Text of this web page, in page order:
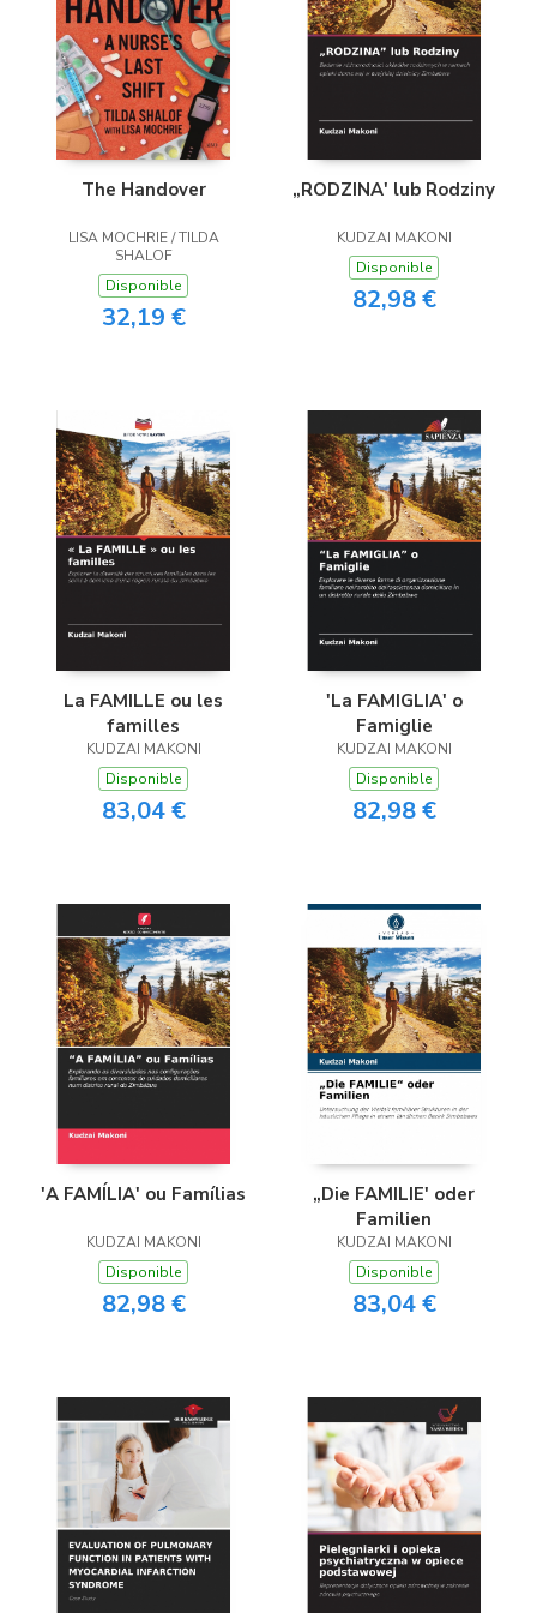
The Handover
LISA MOCHRIE / TILDA
SHALOF
Disponible
32,19 €
„RODZINA' lub Rodziny
KUDZAI MAKONI
Disponible
82,98 €
La FAMILLE ou les
familles
KUDZAI MAKONI
Disponible
83,04 €
'La FAMIGLIA' o
Famiglie
KUDZAI MAKONI
Disponible
82,98 €
'A FAMÍLIA' ou Famílias
KUDZAI MAKONI
Disponible
82,98 €
„Die FAMILIE' oder
Familien
KUDZAI MAKONI
Disponible
83,04 €